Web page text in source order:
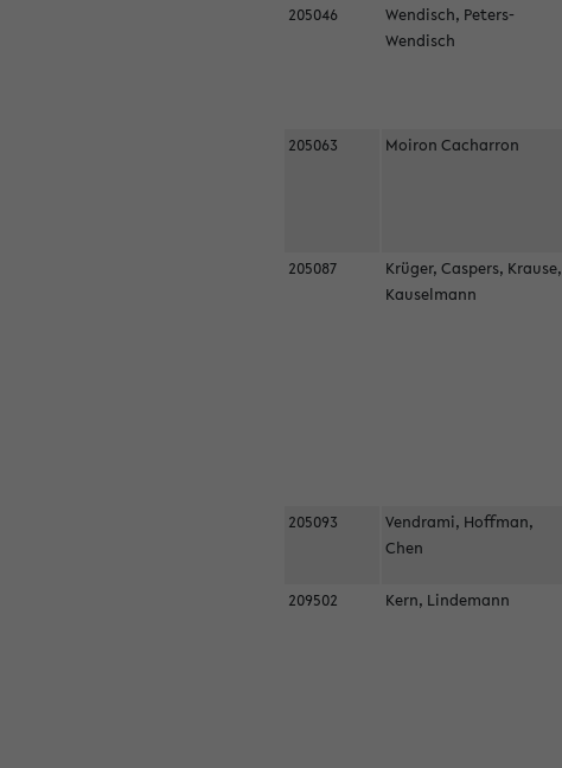
205046
Wendisch, Peters-
Wendisch
205063 Moiron Cacharron
205087
Krüger, Caspers, Krause,
Kauselmann
205093
Vendrami, Hoffman,
Chen
209502 Kern, Lindemann